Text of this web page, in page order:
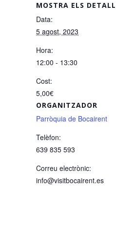
MOSTRA ELS
Data:
5 agost, 2023
Hora:
12:00 - 13:30
Cost:
5,00€
ORGANITZADOR
Parròquia de Bocairent
Telèfon:
639 835 593
Correu electrònic:
info@visitbocairent.es